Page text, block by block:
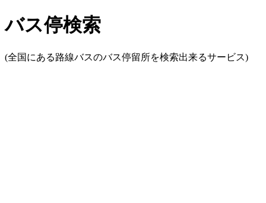
バス停検索
(全国にある路線バスのバス停留所を検索出来るサービス)